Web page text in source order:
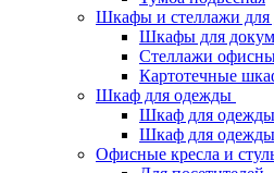
Шкафы и стеллажи для
Шкафы для
Стеллажи
Картотечные
Шкаф для одежды
Шкаф для
Шкаф для одежды
Офисные кресла и